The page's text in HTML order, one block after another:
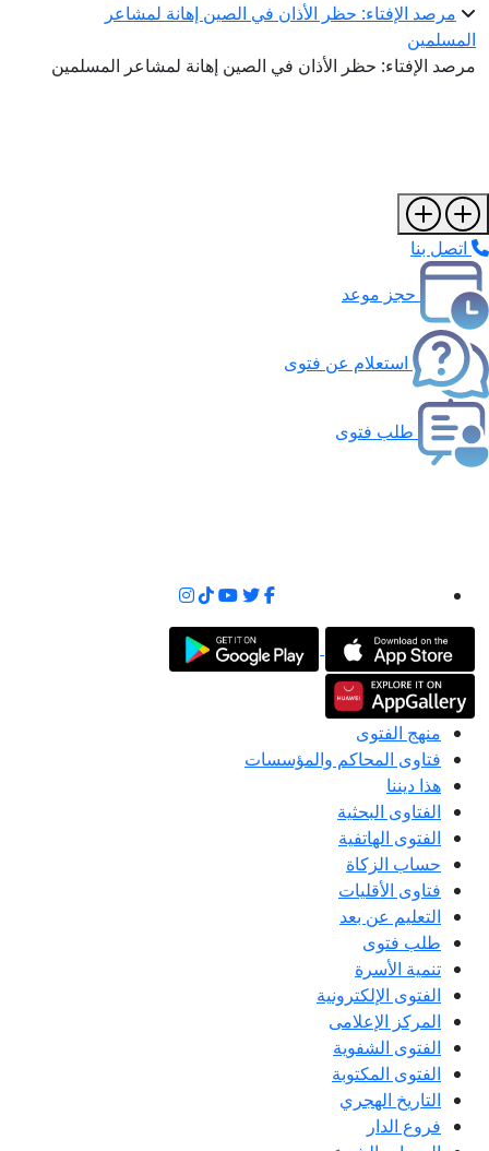
مرصد الإفتاء: حظر الأذان في الصين إهانة لمشاعر
المسلمين
مرصد الإفتاء: حظر الأذان في الصين إهانة لمشاعر المسلمين
اتصل بنا
حجز موعد
استعلام عن فتوى
طلب فتوى
منهج الفتوى
فتاوى المحاكم والمؤسسات
هذا ديننا
الفتاوى البحثية
الفتوى الهاتفية
حساب الزكاة
فتاوى الأقليات
التعليم عن بعد
طلب فتوى
تنمية الأسرة
الفتوى الإلكترونية
المركز الإعلامى
الفتوى الشفوية
الفتوى المكتوبة
التاريخ الهجري
فروع الدار